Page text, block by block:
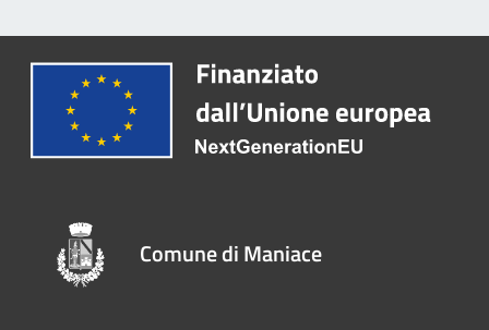
Comune di Maniace